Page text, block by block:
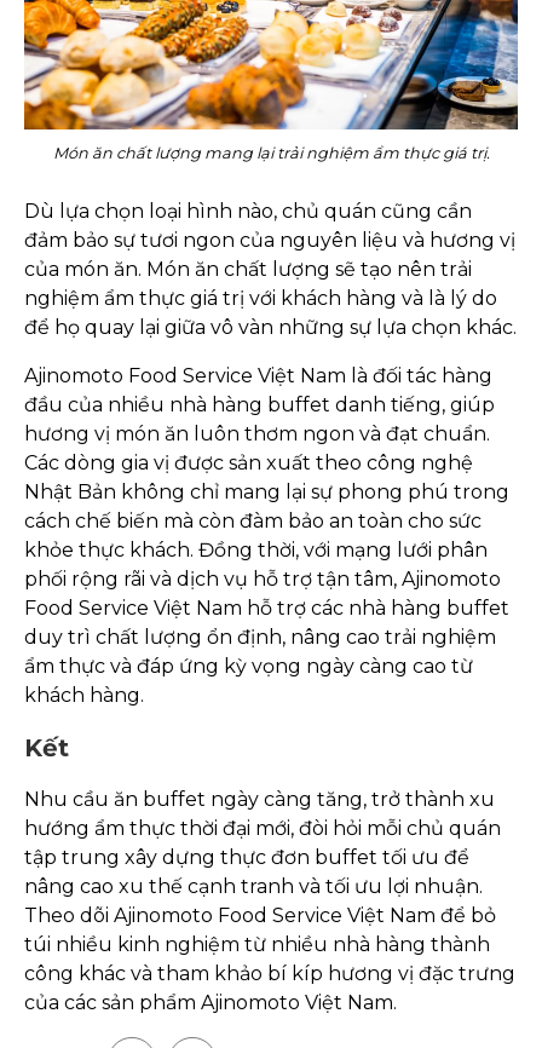
Món ăn chất lượng mang lại trải nghiệm ẩm thực giá trị.
Dù lựa chọn loại hình nào, chủ quán cũng cần
đảm bảo sự tươi ngon của nguyên liệu và hương vị
của món ăn. Món ăn chất lượng sẽ tạo nên trải
nghiệm ẩm thực giá trị với khách hàng và là lý do
để họ quay lại giữa vô vàn những sự lựa chọn khác.
Ajinomoto Food Service Việt Nam là đối tác hàng
đầu của nhiều nhà hàng buffet danh tiếng, giúp
hương vị món ăn luôn thơm ngon và đạt chuẩn.
Các dòng gia vị được sản xuất theo công nghệ
Nhật Bản không chỉ mang lại sự phong phú trong
cách chế biến mà còn đàm bảo an toàn cho sức
khỏe thực khách. Đồng thời, với mạng lưới phân
phối rộng rãi và dịch vụ hỗ trợ tận tâm, Ajinomoto
Food Service Việt Nam hỗ trợ các nhà hàng buffet
duy trì chất lượng ổn định, nâng cao trải nghiệm
ẩm thực và đáp ứng kỳ vọng ngày càng cao từ
khách hàng.
Kết
Nhu cầu ăn buffet ngày càng tăng, trở thành xu
hướng ẩm thực thời đại mới, đòi hỏi mỗi chủ quán
tập trung xây dựng thực đơn buffet tối ưu để
nâng cao xu thế cạnh tranh và tối ưu lợi nhuận.
Theo dõi Ajinomoto Food Service Việt Nam để bỏ
túi nhiều kinh nghiệm từ nhiều nhà hàng thành
công khác và tham khảo bí kíp hương vị đặc trưng
của các sản phẩm Ajinomoto Việt Nam.